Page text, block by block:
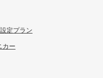
定プラン
カー